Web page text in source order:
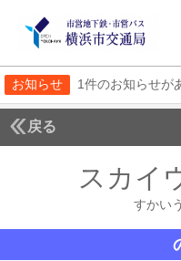
お知らせ 1件のお知らせが
戻る
スカイ
すかい